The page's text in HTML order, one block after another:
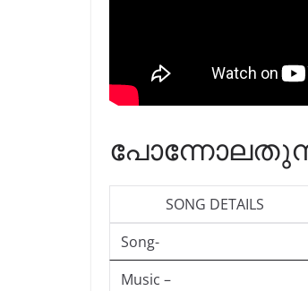
SONG DETAILS
Song-
Music –